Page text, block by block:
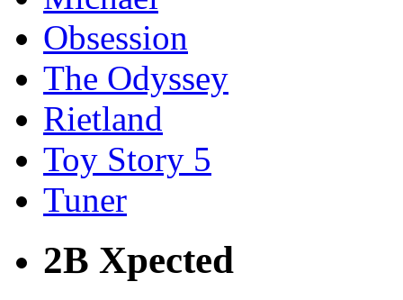
Obsession
The Odyssey
Rietland
Toy Story 5
Tuner
2B Xpected